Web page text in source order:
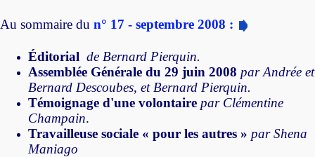
Au sommaire du n° 17 - septembre 2008 :
Éditorial de Bernard Pierquin.
Assemblée Générale du 29 juin 2008 par Andrée et
Bernard Descoubes, et Bernard Pierquin.
Témoignage d'une volontaire par Clémentine
Champain.
Travailleuse sociale « pour les autres » par Shena
Maniago